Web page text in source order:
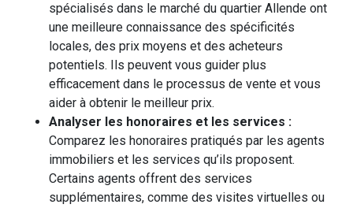
spécialisés dans le marché du quartier Allende ont
une meilleure connaissance des spécificités
locales, des prix moyens et des acheteurs
potentiels. Ils peuvent vous guider plus
efficacement dans le processus de vente et vous
aider à obtenir le meilleur prix.
Analyser les honoraires et les services :
Comparez les honoraires pratiqués par les agents
immobiliers et les services qu’ils proposent.
Certains agents offrent des services
supplémentaires, comme des visites virtuelles ou